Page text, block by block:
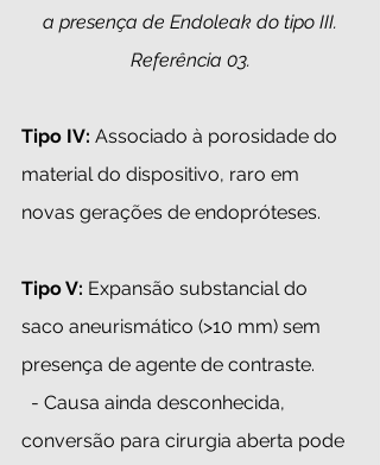
a presença de Endoleak do tipo III.
Referência 03.
Tipo IV: Associado à porosidade do
material do dispositivo, raro em
novas gerações de endopróteses.
Tipo V: Expansão substancial do
saco aneurismático (>10 mm) sem
presença de agente de contraste.
conversão para cirurgia aberta pode